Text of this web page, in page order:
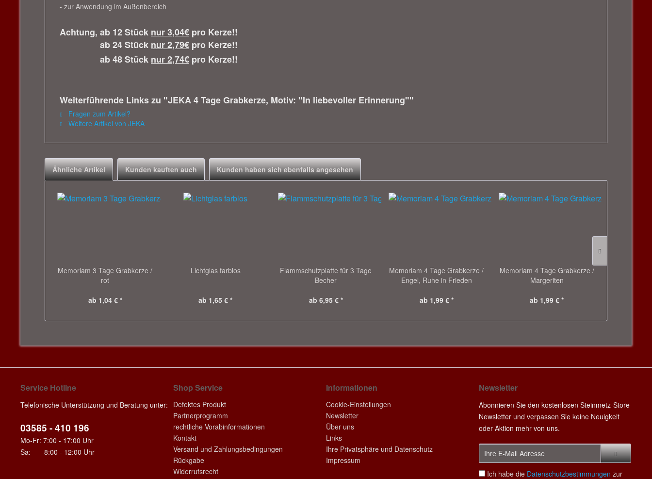
- zur Anwendung im Außenbereich
Achtung, ab 12 Stück nur 3,04€ pro Kerze!!
ab 24 Stück nur 2,79€ pro Kerze!!
ab 48 Stück nur 2,74€ pro Kerze!!
Weiterführende Links zu "JEKA 4 Tage Grabkerze, Motiv: "In liebevoller Erinnerung""
Fragen zum Artikel?
Weitere Artikel von JEKA
Ähnliche Artikel Kunden kauften auch Kunden haben sich ebenfalls angesehen
Memoriam 3 Tage Grabkerze /
rot
ab 1,04 € *
Lichtglas farblos
ab 1,65 € *
Flammschutzplatte für 3 Tage
Becher
ab 6,95 € *
Memoriam 4 Tage Grabkerze /
Engel, Ruhe in Frieden
ab 1,99 € *
Memoriam 4 Tage Grabkerze /
Margeriten
ab 1,99 € *
Service Hotline
Telefonische Unterstützung und Beratung unter:
03585 - 410 196
Mo-Fr: 7:00 - 17:00 Uhr
Sa: 8:00 - 12:00 Uhr
Shop Service
Defektes Produkt
Partnerprogramm
rechtliche Vorabinformationen
Kontakt
Versand und Zahlungsbedingungen
Rückgabe
Widerrufsrecht
Informationen
Cookie-Einstellungen
Newsletter
Über uns
Links
Ihre Privatsphäre und Datenschutz
Impressum
Newsletter
Abonnieren Sie den kostenlosen Steinmetz-Store
Newsletter und verpassen Sie keine Neuigkeit
oder Aktion mehr von uns.
Ich habe die Datenschutzbestimmungen zur